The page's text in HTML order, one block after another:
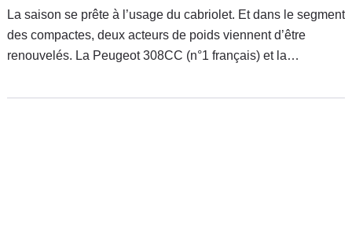
La saison se prête à l’usage du cabriolet. Et dans le segment
des compactes, deux acteurs de poids viennent d’être
renouvelés. La Peugeot 308CC (n°1 français) et la
une place au soleil.